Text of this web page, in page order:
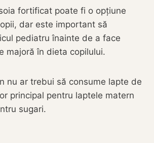
fortificat poate fi o opțiune
dar este important să
pediatru înainte de a face
majoră în dieta copilului.
nu ar trebui să consume lapte de
principal pentru laptele matern
sugari.